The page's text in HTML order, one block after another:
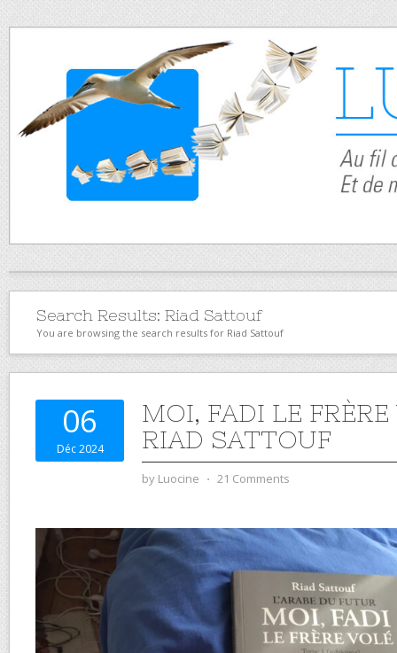
Search Results: Riad Sattouf
You are browsing the search results for Riad Sattouf
06
Déc 2024
MOI, FADI LE
RIAD SATTOUF
by Luocine ⋅ 21 Comments